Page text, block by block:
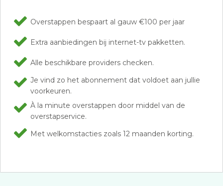
Overstappen bespaart al gauw €100 per jaar
Extra aanbiedingen bij internet-tv pakketten.
Alle beschikbare providers checken.
Je vind zo het abonnement dat voldoet aan jullie
voorkeuren.
À la minute overstappen door middel van de
overstapservice.
Met welkomstacties zoals 12 maanden korting.